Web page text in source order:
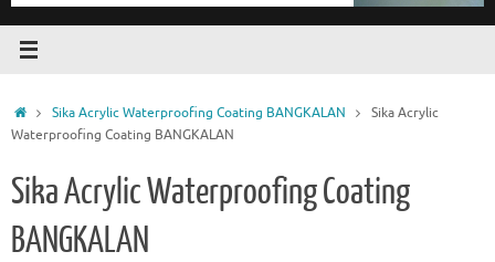
HomeSika Acrylic Waterproofing Coating BANGKALAN
Sika Acrylic
Waterproofing Coating BANGKALAN
Sika Acrylic Waterproofing Coating
BANGKALAN